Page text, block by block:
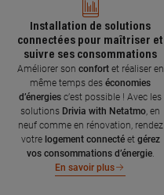
Installation de solutions
connectées pour maîtriser et
suivre ses consommations
Améliorer son confort et réaliser en
même temps des économies
d’énergies c’est possible ! Avec les
solutions Drivia with Netatmo , en
neuf comme en rénovation, rendez
votre logement connecté et gérez
vos consommations d’énergie.
En savoir plus